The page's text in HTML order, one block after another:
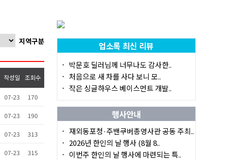
지역구분
작성일 조회수
07-23 170
07-23 190
07-23 313
07-23 315
업소록 최신 리뷰
박문호 딜러님께 너무나도 감사한..
처음으로 새 차를 사다 보니 모..
작은 싱글하우스 베이스먼트 개발..
행사안내
재외동포청·주밴쿠버총영사관 공동 주최..
2026년 한인의 날 행사 (8월 8..
이번주 한인의 날 행사에 마련되는 특..